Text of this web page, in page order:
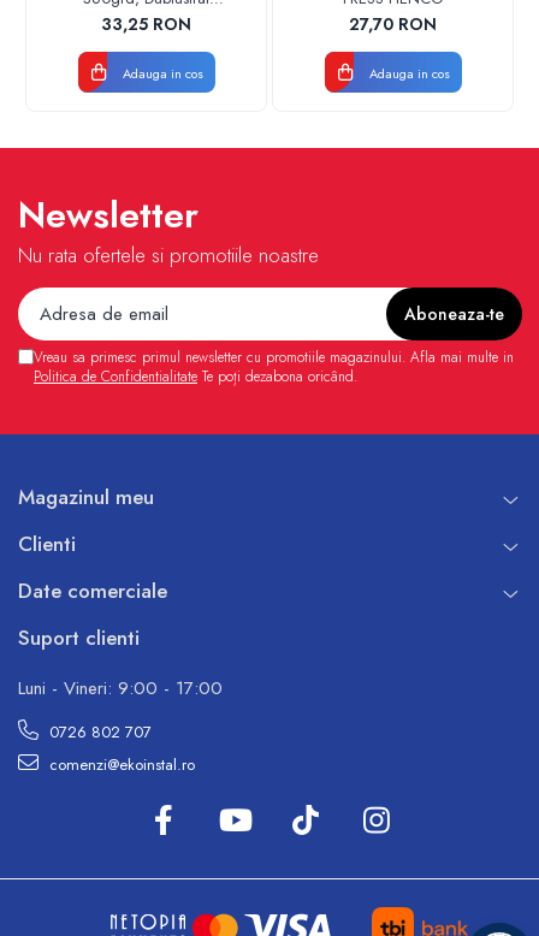
verde/negru 110152 Drainkit
33,25 RON
Adauga in cos
27,70 RON
Adauga in cos
Newsletter
Nu rata ofertele si promotiile noastre
Vreau sa primesc primul newsletter cu promotiile magazinului. Afla mai multe in
Politica de Confidentialitate Te poți dezabona oricând.
Magazinul meu
Clienti
Date comerciale
Suport clienti
Luni - Vineri: 9:00 - 17:00
0726 802 707
comenzi@ekoinstal.ro